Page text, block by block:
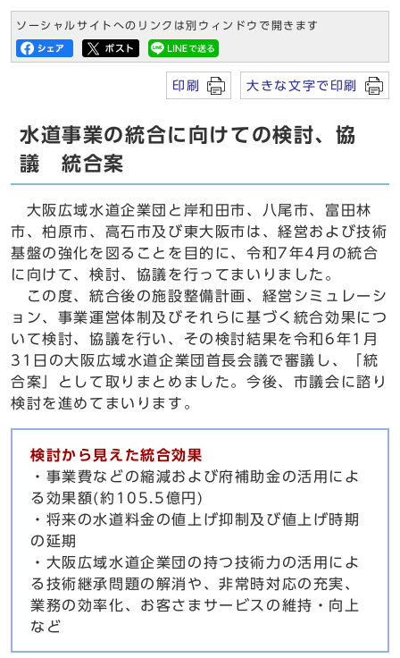
ソーシャルサイトへのリンクは別ウィンドウで開きます
印刷 大きな文字で印刷
水道事業の統合に向けての検討、協
議 統合案
大阪広域水道企業団と岸和田市、八尾市、富田林
市、柏原市、高石市及び東大阪市は、経営および技術
基盤の強化を図ることを目的に、令和7年4月の統合
に向けて、検討、協議を行ってまいりました。
この度、統合後の施設整備計画、経営シミュレーシ
ョン、事業運営体制及びそれらに基づく統合効果につ
いて検討、協議を行い、その検討結果を令和6年1月
31日の大阪広域水道企業団首長会議で審議し、「統
合案」として取りまとめました。今後、市議会に諮り
検討を進めてまいります。
検討から見えた統合効果
・事業費などの縮減および府補助金の活用によ
る効果額(約105.5億円)
・将来の水道料金の値上げ抑制及び値上げ時期
の延期
・大阪広域水道企業団の持つ技術力の活用によ
る技術継承問題の解消や、非常時対応の充実、
業務の効率化、お客さまサービスの維持・向上
など